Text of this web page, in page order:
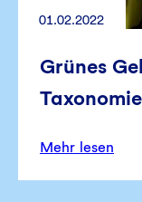
01.02.2022
Grünes
Mehr lesen